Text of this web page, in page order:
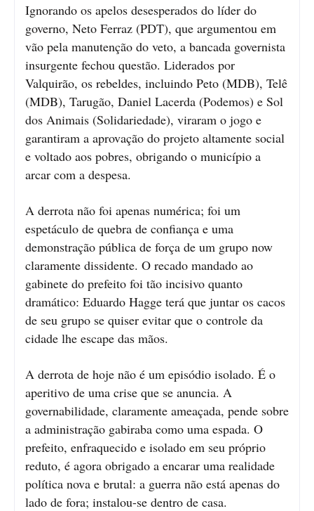
Ignorando os apelos desesperados do líder do
governo, Neto Ferraz (PDT), que argumentou em
vão pela manutenção do veto, a bancada governista
insurgente fechou questão. Liderados por
Valquirão, os rebeldes, incluindo Peto (MDB), Telê
(MDB), Tarugão, Daniel Lacerda (Podemos) e Sol
dos Animais (Solidariedade), viraram o jogo e
garantiram a aprovação do projeto altamente social
e voltado aos pobres, obrigando o município a
arcar com a despesa.
A derrota não foi apenas numérica; foi um
espetáculo de quebra de confiança e uma
demonstração pública de força de um grupo now
claramente dissidente. O recado mandado ao
gabinete do prefeito foi tão incisivo quanto
dramático: Eduardo Hagge terá que juntar os cacos
de seu grupo se quiser evitar que o controle da
cidade lhe escape das mãos.
A derrota de hoje não é um episódio isolado. É o
aperitivo de uma crise que se anuncia. A
governabilidade, claramente ameaçada, pende sobre
a administração gabiraba como uma espada. O
prefeito, enfraquecido e isolado em seu próprio
reduto, é agora obrigado a encarar uma realidade
política nova e brutal: a guerra não está apenas do
lado de fora; instalou-se dentro de casa.